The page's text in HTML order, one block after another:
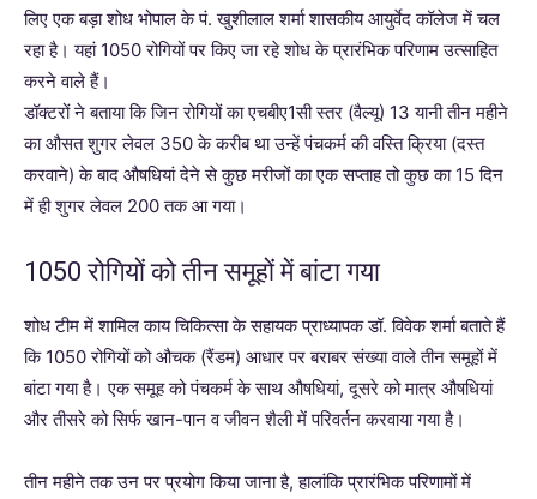
लिए एक बड़ा शोध भोपाल के पं. खुशीलाल शर्मा शासकीय आयुर्वेद कॉलेज में चल
रहा है। यहां 1050 रोगियों पर किए जा रहे शोध के प्रारंभिक परिणाम उत्साहित
करने वाले हैं।
डॉक्टरों ने बताया कि जिन रोगियों का एचबीए1सी स्तर (वैल्यू) 13 यानी तीन महीने
का औसत शुगर लेवल 350 के करीब था उन्हें पंचकर्म की वस्ति क्रिया (दस्त
करवाने) के बाद औषधियां देने से कुछ मरीजों का एक सप्ताह तो कुछ का 15 दिन
में ही शुगर लेवल 200 तक आ गया।
1050 रोगियों को तीन समूहों में बांटा गया
शोध टीम में शामिल काय चिकित्सा के सहायक प्राध्यापक डॉ. विवेक शर्मा बताते हैं
कि 1050 रोगियों को औचक (रैंडम) आधार पर बराबर संख्या वाले तीन समूहों में
बांटा गया है। एक समूह को पंचकर्म के साथ औषधियां, दूसरे को मात्र औषधियां
और तीसरे को सिर्फ खान-पान व जीवन शैली में परिवर्तन करवाया गया है।
तीन महीने तक उन पर प्रयोग किया जाना है, हालांकि प्रारंभिक परिणामों में